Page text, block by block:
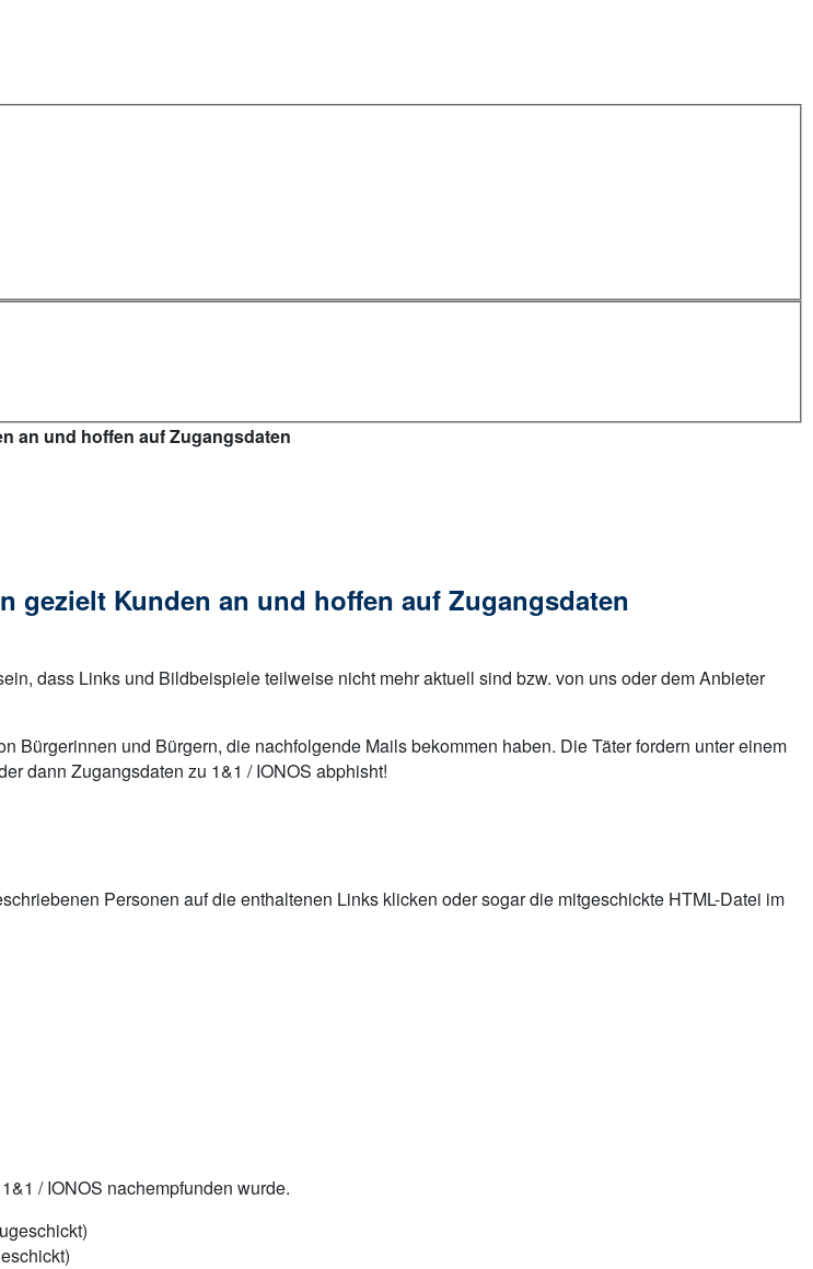
an und hoffen auf Zugangsdaten
gezielt Kunden an und hoffen auf Zugangsdaten
dass Links und Bildbeispiele teilweise nicht mehr aktuell sind bzw. von uns oder dem Anbieter
und Bürgern, die nachfolgende Mails bekommen haben. Die Täter fordern unter einem
dann Zugangsdaten zu 1&1 / IONOS abphisht!
Personen auf die enthaltenen Links klicken oder sogar die mitgeschickte HTML-Datei im
/ IONOS nachempfunden wurde.